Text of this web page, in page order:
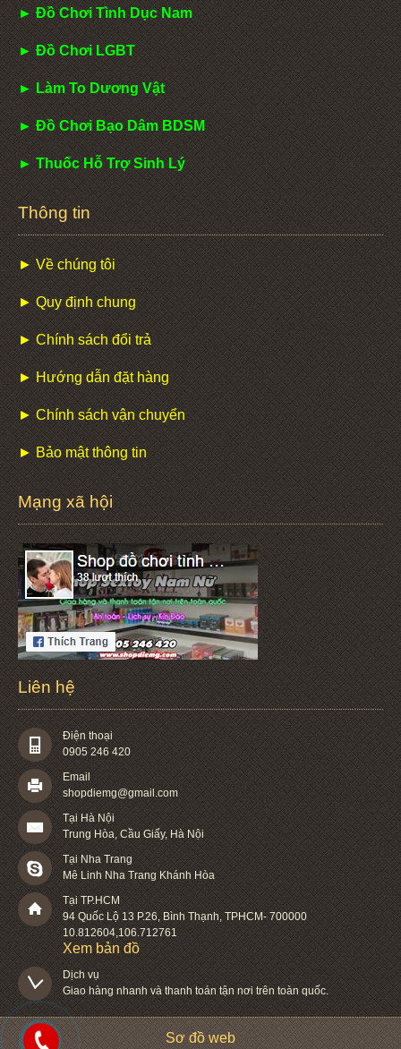
► Đồ Chơi Tình Dục Nam
► Đồ Chơi LGBT
► Làm To Dương Vật
► Đồ Chơi Bạo Dâm BDSM
► Thuốc Hỗ Trợ Sinh Lý
Thông tin
► Về chúng tôi
► Quy định chung
► Chính sách đổi trả
► Hướng dẫn đặt hàng
► Chính sách vận chuyển
► Bảo mật thông tin
Mạng xã hội
Liên hệ
Điện thoại
0905 246 420
Email
shopdiemg@gmail.com
Tại Hà Nội
Trung Hòa, Cầu Giấy, Hà Nội
Tại Nha Trang
Mê Linh Nha Trang Khánh Hòa
Tại TP.HCM
94 Quốc Lộ 13 P.26,Bình Thạnh,TPHCM-700000
10.812604,106.712761
Xem bản đồ
Dịch vụ
Giao hàng nhanh và thanh toán tận nơi trên toàn quốc.
Sơ đồ web